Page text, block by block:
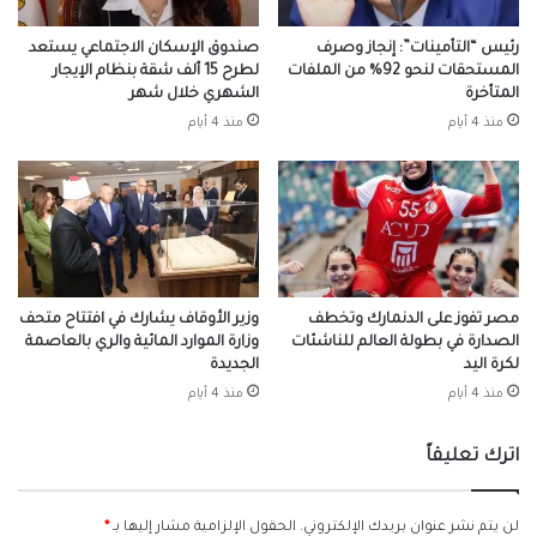
رئيس “التأمينات”: إنجاز وصرف
المستحقات لنحو 92% من الملفات
المتأخرة
منذ 4 أيام
صندوق الإسكان الاجتماعي يستعد
لطرح 15 ألف شقة بنظام الإيجار
الشهري خلال شهر
منذ 4 أيام
مصر تفوز على الدنمارك وتخطف
الصدارة في بطولة العالم للناشئات
لكرة اليد
منذ 4 أيام
وزير الأوقاف يشارك في افتتاح متحف
وزارة الموارد المائية والري بالعاصمة
الجديدة
منذ 4 أيام
اترك تعليقاً
لن يتم نشر عنوان بريدك الإلكتروني. الحقول الإلزامية مشار إليها بـ*